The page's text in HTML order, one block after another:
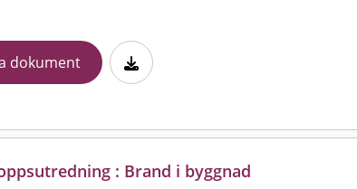
dokument
: Brand i byggnad